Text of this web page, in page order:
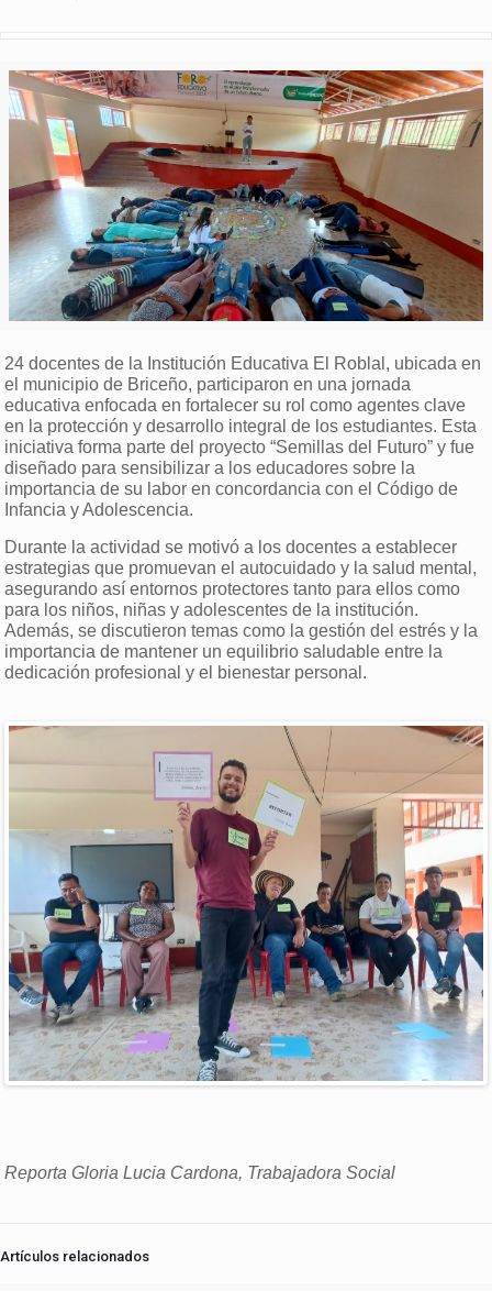
24 docentes de la Institución Educativa El Roblal, ubicada en
el municipio de Briceño, participaron en una jornada
educativa enfocada en fortalecer su rol como agentes clave
en la protección y desarrollo integral de los estudiantes. Esta
iniciativa forma parte del proyecto “Semillas del Futuro” y fue
diseñado para sensibilizar a los educadores sobre la
importancia de su labor en concordancia con el Código de
Infancia y Adolescencia.
Durante la actividad se motivó a los docentes a establecer
estrategias que promuevan el autocuidado y la salud mental,
asegurando así entornos protectores tanto para ellos como
para los niños, niñas y adolescentes de la institución.
Además, se discutieron temas como la gestión del estrés y la
importancia de mantener un equilibrio saludable entre la
dedicación profesional y el bienestar personal.
Reporta Gloria Lucia Cardona, Trabajadora Social
Artículos relacionados